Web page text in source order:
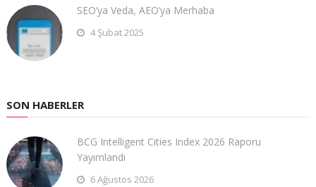
SEO’ya Veda, AEO’ya Merhaba
4 Şubat 2025
SON HABERLER
BCG Intelligent Cities Index 2026 Raporu
Yayımlandı
6 Ağustos 2026